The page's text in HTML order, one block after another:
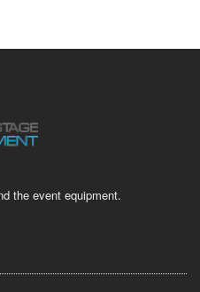
the event equipment.